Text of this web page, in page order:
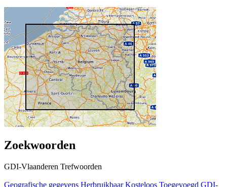
Zoekwoorden
GDI-Vlaanderen Trefwoorden
Geografische gegevens Herbruikbaar Kosteloos Toegevoegd GDI-